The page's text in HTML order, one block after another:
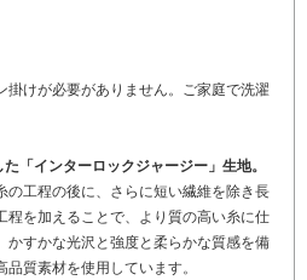
掛けが必要がありません。ご家庭で洗濯
「インターロックジャージー」生地。
の工程の後に、さらに短い繊維を除き長
程を加えることで、より質の高い糸に仕
かすかな光沢と強度と柔らかな質感を備
質素材を使用しています。